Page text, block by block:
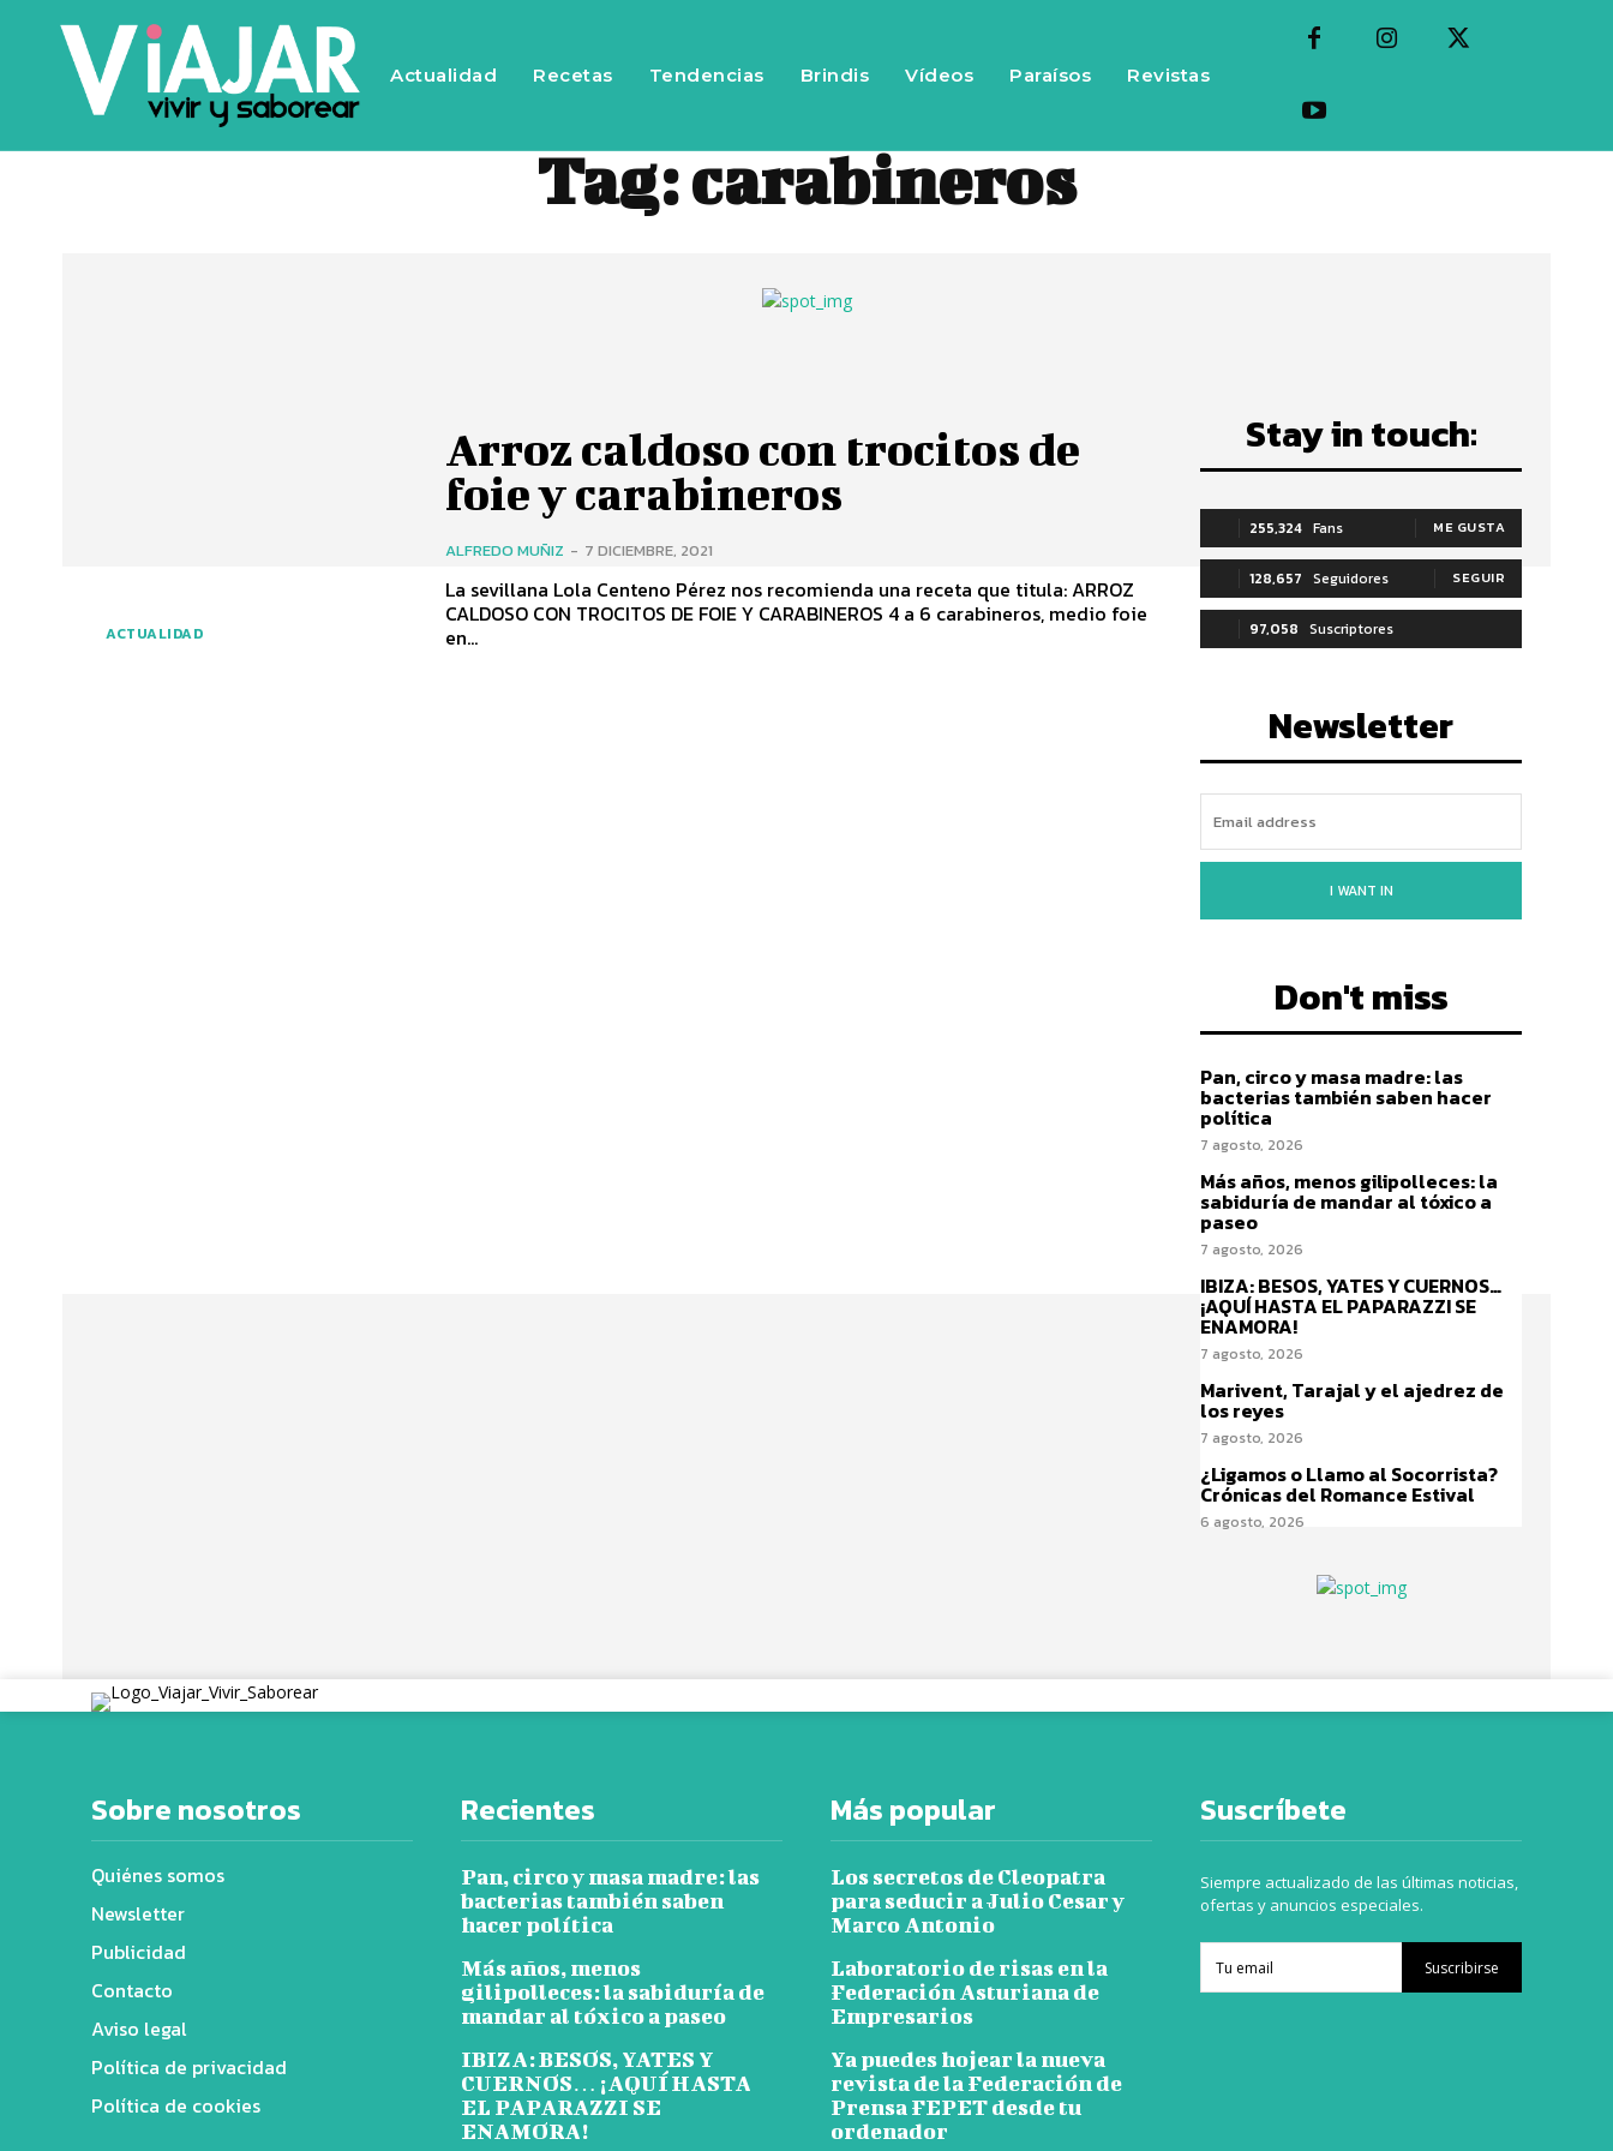
Actualidad Recetas Tendencias Brindis Vídeos Paraísos Revistas
Tag:carabineros
ACTUALIDAD
Arroz caldoso con trocitos de
foie y carabineros
ALFREDO MUÑIZ - 7 DICIEMBRE, 2021
La sevillana Lola Centeno Pérez nos recomienda una receta que titula: ARROZ
CALDOSO CON TROCITOS DE FOIE Y CARABINEROS 4 a 6 carabineros, medio foie
en...
Stay in touch:
255,324 Fans ME GUSTA
128,657 Seguidores SEGUIR
97,058 Suscriptores
Newsletter
I WANT IN
Don't miss
Pan, circo y masa madre: las
bacterias también saben hacer
política
7 agosto, 2026
Más años, menos gilipolleces: la
sabiduría de mandar al tóxico a
paseo
7 agosto, 2026
IBIZA: BESOS, YATES Y CUERNOS…
¡AQUÍ HASTA EL PAPARAZZI SE
ENAMORA!
7 agosto, 2026
Marivent, Tarajal y el ajedrez de
los reyes
7 agosto, 2026
¿Ligamos o Llamo al Socorrista?
Crónicas del Romance Estival
6 agosto, 2026
Sobre nosotros
Quiénes somos
Newsletter
Publicidad
Contacto
Aviso legal
Política de privacidad
Política de cookies
Recientes
Pan, circo y masa madre: las
bacterias también saben
hacer política
Más años, menos
gilipolleces: la sabiduría de
mandar al tóxico a paseo
IBIZA: BESOS, YATES Y
CUERNOS… ¡AQUÍ HASTA
EL PAPARAZZI SE
ENAMORA!
Más popular
Los secretos de Cleopatra
para seducir a Julio Cesar y
Marco Antonio
Laboratorio de risas en la
Federación Asturiana de
Empresarios
Ya puedes hojear la nueva
revista de la Federación de
Prensa FEPET desde tu
ordenador
Suscríbete
Siempre actualizado de las últimas noticias,
ofertas y anuncios especiales.
Suscribirse